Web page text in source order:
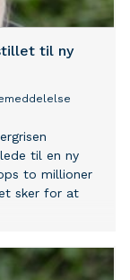
til ny
til en ny
to millioner
sker for at